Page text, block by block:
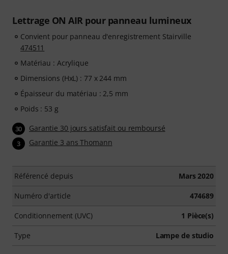
Lettrage ON AIR pour panneau lumineux
Convient pour panneau d'enregistrement Stairville
474511
Matériau : Acrylique
Dimensions (HxL) : 77 x 244 mm
Épaisseur du matériau : 2,5 mm
Poids : 53 g
30 Garantie 30 jours satisfait ou remboursé
3 Garantie 3 ans Thomann
Référencé depuis Mars 2020
Numéro d'article 474689
Conditionnement (UVC) 1 Pièce(s)
Type Lampe de studio